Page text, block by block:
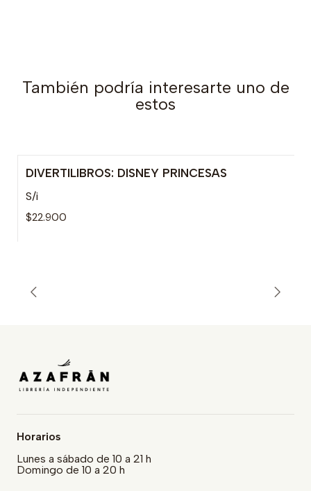
También podría interesarte uno de
estos
DIVERTILIBROS: DISNEY PRINCESAS
S/i
$22.900
Horarios
Lunes a sábado de 10 a 21 h
Domingo de 10 a 20 h